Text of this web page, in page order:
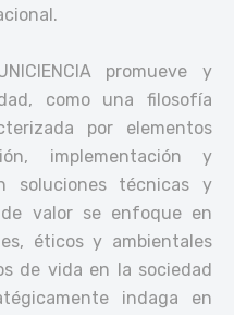
promueve y
como una filosofía
por elementos
implementación y
soluciones técnicas y
valor se enfoque en
éticos y ambientales
de vida en la sociedad
indaga en